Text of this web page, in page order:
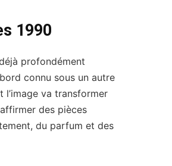
1990
profondément
connu sous un autre
l’image va transformer
des pièces
du parfum et des